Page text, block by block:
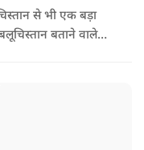
से भी एक बड़ा
बताने वाले